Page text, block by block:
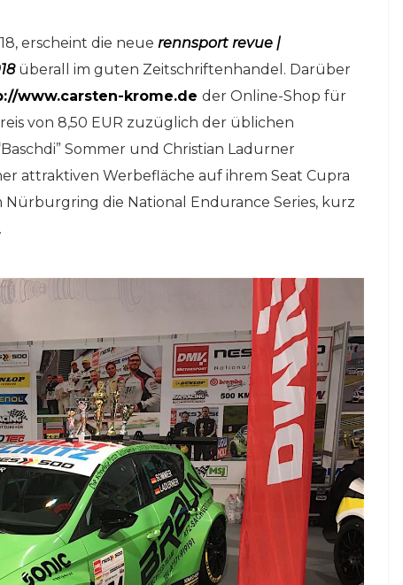
erscheint die neue rennsport revue |
überall im guten Zeitschriftenhandel. Darüber
www.carsten-krome.de der Online-Shop für
von 8,50 EUR zuzüglich der üblichen
Sommer und Christian Ladurner
attraktiven Werbefläche auf ihrem Seat Cupra
Nürburgring die National Endurance Series, kurz